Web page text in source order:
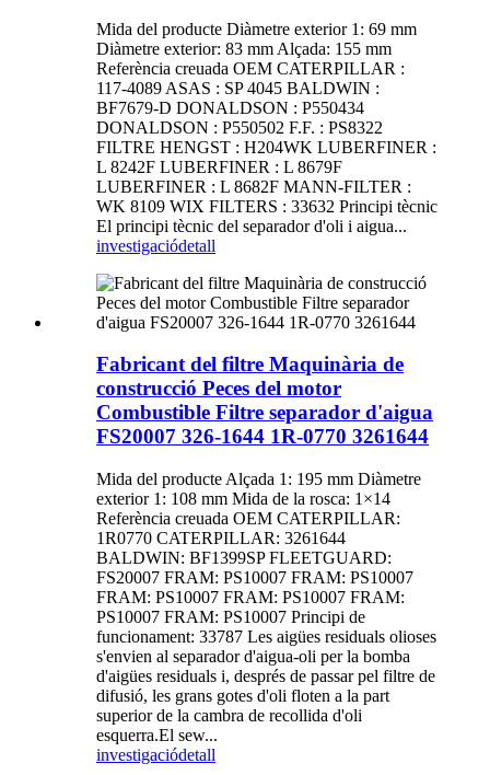
Mida del producte Diàmetre exterior 1: 69 mm
Diàmetre exterior: 83 mm Alçada: 155 mm
Referència creuada OEM CATERPILLAR :
117-4089 ASAS : SP 4045 BALDWIN :
BF7679-D DONALDSON : P550434
DONALDSON : P550502 F.F. : PS8322
FILTRE HENGST : H204WK LUBERFINER :
L 8242F LUBERFINER : L 8679F
LUBERFINER : L 8682F MANN-FILTER :
WK 8109 WIX FILTERS : 33632 Principi tècnic
El principi tècnic del separador d'oli i aigua...
investigaciódetall
Fabricant del filtre Maquinària de
construcció Peces del motor
Combustible Filtre separador d'aigua
FS20007 326-1644 1R-0770 3261644
Mida del producte Alçada 1: 195 mm Diàmetre
exterior 1: 108 mm Mida de la rosca: 1×14
Referència creuada OEM CATERPILLAR:
1R0770 CATERPILLAR: 3261644
BALDWIN: BF1399SP FLEETGUARD:
FS20007 FRAM: PS10007 FRAM: PS10007
FRAM: PS10007 FRAM: PS10007 FRAM:
PS10007 FRAM: PS10007 Principi de
funcionament: 33787 Les aigües residuals olioses
s'envien al separador d'aigua-oli per la bomba
d'aigües residuals i, després de passar pel filtre de
difusió, les grans gotes d'oli floten a la part
superior de la cambra de recollida d'oli
esquerra.El sew...
investigaciódetall